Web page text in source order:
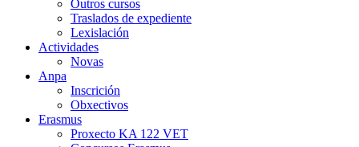
Outros cursos
Traslados de expediente
Lexislación
Actividades
Novas
Anpa
Inscrición
Obxectivos
Erasmus
Proxecto KA 122 VET